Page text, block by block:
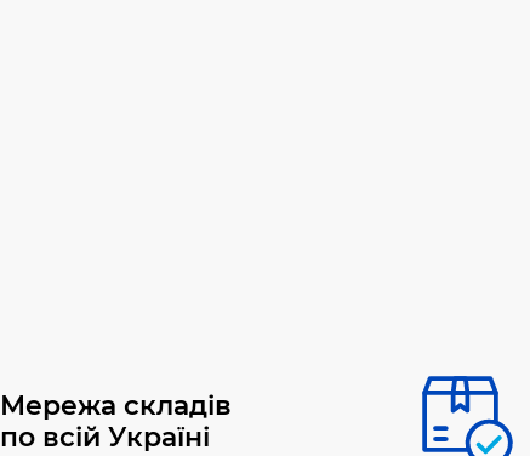
Мережа складів
по всій Україні